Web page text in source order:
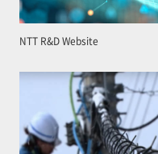
NTT R&D Website